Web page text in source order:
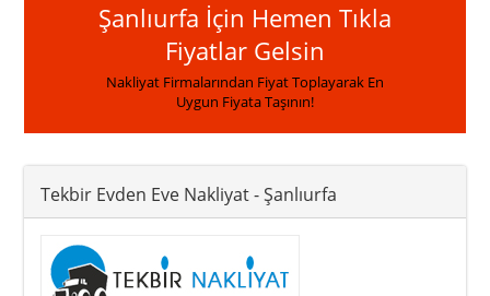
Şanlıurfa İçin Hemen Tıkla
Fiyatlar Gelsin
Nakliyat Firmalarından Fiyat Toplayarak En
Uygun Fiyata Taşının!
Tekbir Evden Eve Nakliyat- Şanlıurfa